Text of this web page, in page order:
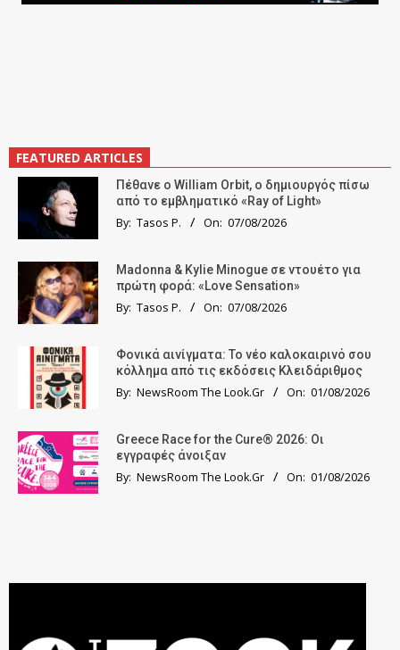
FEATURED ARTICLES
Πέθανε ο William Orbit, ο δημιουργός πίσω
από το εμβληματικό «Ray of Light»
By: Tasos P. On: 07/08/2026
Madonna & Kylie Minogue σε ντουέτο για
πρώτη φορά: «Love Sensation»
By: Tasos P. On: 07/08/2026
Φονικά αινίγματα: Το νέο καλοκαιρινό σου
κόλλημα από τις εκδόσεις Κλειδάριθμος
By: NewsRoom The Look.Gr On: 01/08/2026
Greece Race for the Cure® 2026: Οι
εγγραφές άνοιξαν
By: NewsRoom The Look.Gr On: 01/08/2026